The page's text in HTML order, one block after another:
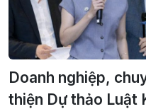
Doanh nghiệp,
thiện Dự thảo Luật